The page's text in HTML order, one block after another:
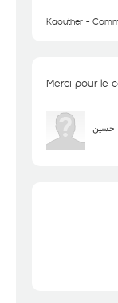
Kaouther -
Merci pour le
حسين